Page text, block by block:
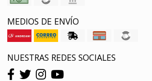
MEDIOS DE ENVÍO
NUESTRAS REDES SOCIALES